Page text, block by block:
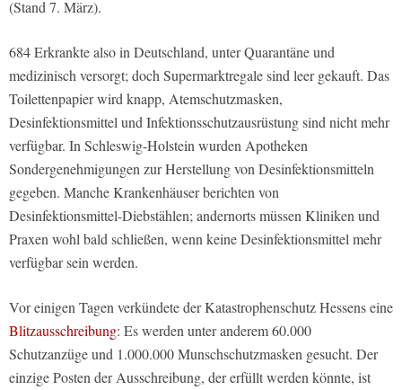
(Stand 7. März).
684 Erkrankte also in Deutschland, unter Quarantäne und
medizinisch versorgt; doch Supermarktregale sind leer gekauft. Das
Toilettenpapier wird knapp, Atemschutzmasken,
Desinfektionsmittel und Infektionsschutzausrüstung sind nicht mehr
verfügbar. In Schleswig-Holstein wurden Apotheken
Sondergenehmigungen zur Herstellung von Desinfektionsmitteln
gegeben. Manche Krankenhäuser berichten von
Desinfektionsmittel-Diebstählen; andernorts müssen Kliniken und
Praxen wohl bald schließen, wenn keine Desinfektionsmittel mehr
verfügbar sein werden.
Vor einigen Tagen verkündete der Katastrophenschutz Hessens eine
Blitzausschreibung: Es werden unter anderem 60.000
Schutzanzüge und 1.000.000 Munschschutzmasken gesucht. Der
einzige Posten der Ausschreibung, der erfüllt werden könnte, ist